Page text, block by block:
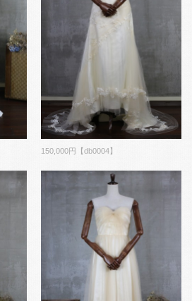
150,000円【db0004】